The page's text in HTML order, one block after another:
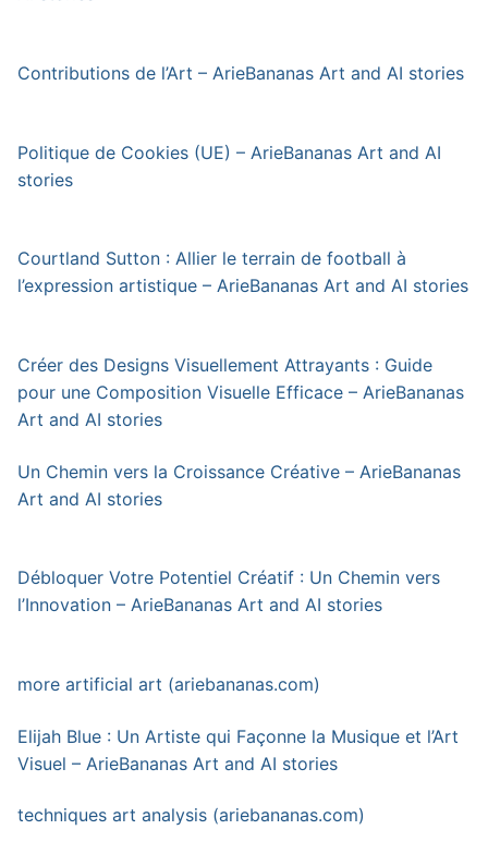
Contributions de l’Art – ArieBananas Art and AI stories
Politique de Cookies (UE) – ArieBananas Art and AI
stories
Courtland Sutton : Allier le terrain de football à
l’expression artistique – ArieBananas Art and AI stories
Créer des Designs Visuellement Attrayants : Guide
pour une Composition Visuelle Efficace – ArieBananas
Art and AI stories
Un Chemin vers la Croissance Créative – ArieBananas
Art and AI stories
Débloquer Votre Potentiel Créatif : Un Chemin vers
l’Innovation – ArieBananas Art and AI stories
more artificial art (ariebananas.com)
Elijah Blue : Un Artiste qui Façonne la Musique et l’Art
Visuel – ArieBananas Art and AI stories
techniques art analysis (ariebananas.com)